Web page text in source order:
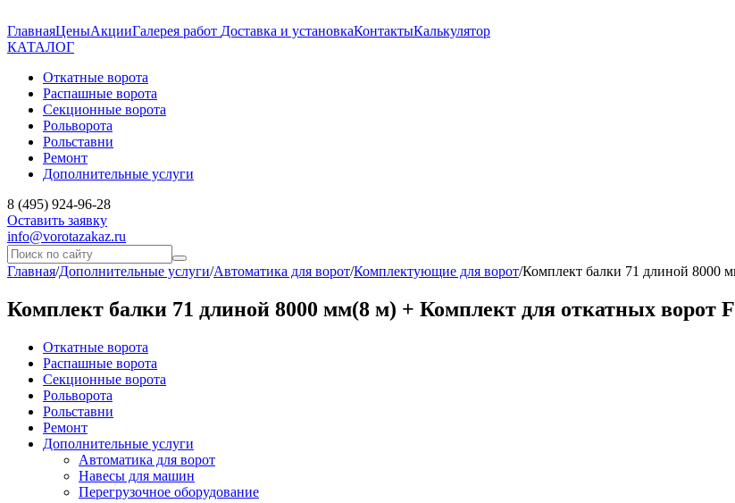
ГлавнаяЦеныАкцииГалерея работ Доставка и установкаКонтактыКалькулятор
КАТАЛОГ
Откатные ворота
Распашные ворота
Секционные ворота
Рольворота
Рольставни
Ремонт
Дополнительные услуги
8 (495) 924-96-28
Оставить заявку
info@vorotazakaz.ru
Главная/Дополнительные услуги/Автоматика для ворот/Комплектующие для ворот/Комплект балки 71 длиной 8000
Комплект балки 71 длиной 8000 мм(8 м) + Комплект для откатных ворот
Откатные ворота
Распашные ворота
Секционные ворота
Рольворота
Рольставни
Ремонт
Дополнительные услуги
Автоматика для ворот
Навесы для машин
Перегрузочное оборудование